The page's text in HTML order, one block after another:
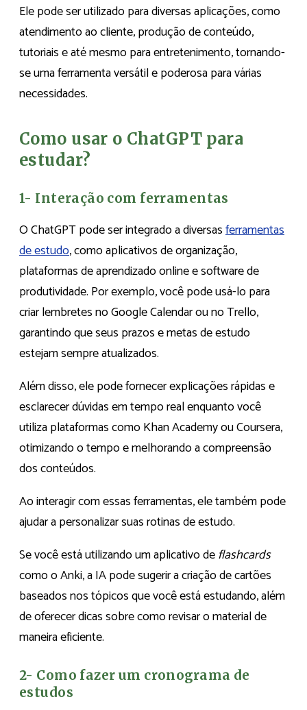
Ele pode ser utilizado para diversas aplicações, como
atendimento ao cliente, produção de conteúdo,
tutoriais e até mesmo para entretenimento, tornando-
se uma ferramenta versátil e poderosa para várias
necessidades.
Como usar o ChatGPT para
estudar?
1- Interação com ferramentas
O ChatGPT pode ser integrado a diversasferramentas
de estudo, como aplicativos de organização,
plataformas de aprendizado online e software de
produtividade. Por exemplo, você pode usá-lo para
criar lembretes no Google Calendar ou no Trello,
garantindo que seus prazos e metas de estudo
estejam sempre atualizados.
Além disso, ele pode fornecer explicações rápidas e
esclarecer dúvidas em tempo real enquanto você
utiliza plataformas como Khan Academy ou Coursera,
otimizando o tempo e melhorando a compreensão
dos conteúdos.
Ao interagir com essas ferramentas, ele também pode
ajudar a personalizar suas rotinas de estudo.
Se você está utilizando um aplicativo deflashcards
como o Anki, a IA pode sugerir a criação de cartões
baseados nos tópicos que você está estudando, além
de oferecer dicas sobre como revisar o material de
maneira eficiente.
2- Como fazer um cronograma de
estudos